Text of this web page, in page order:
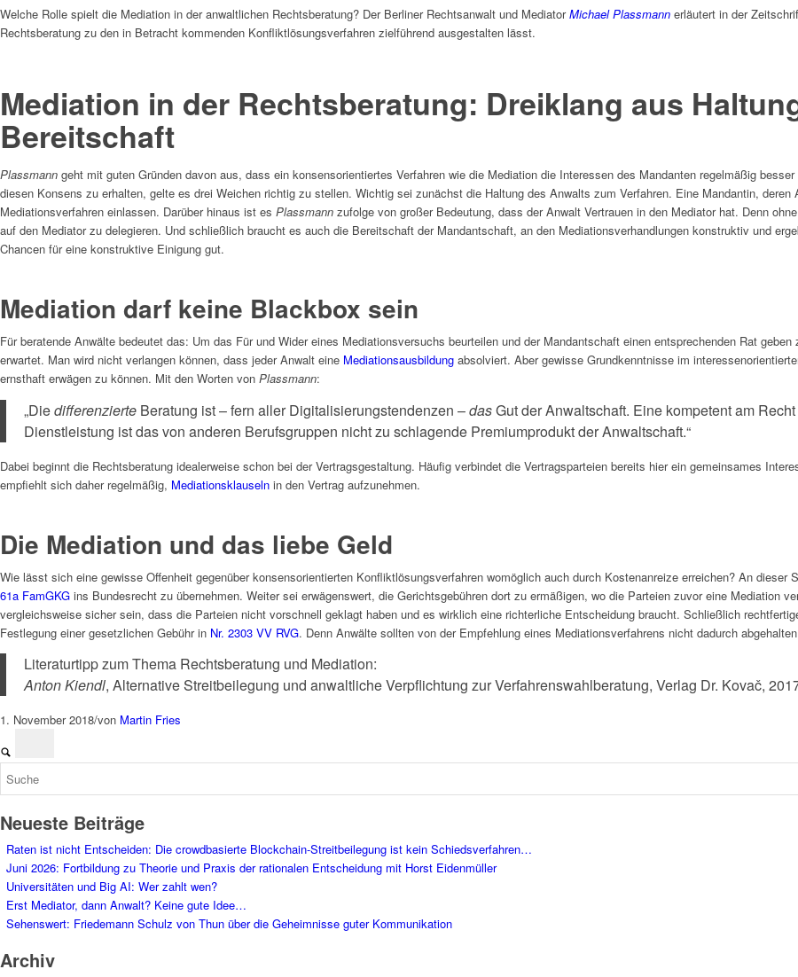
Welche Rolle spielt die Mediation in der anwaltlichen Rechtsberatung? Der Berliner Rechtsanwalt und MediatorMichael Plassmann erläutert in der
Rechtsberatung zu den in Betracht kommenden Konfliktlösungsverfahren zielführend ausgestalten lässt.
Mediation in der Rechtsberatung: Dreiklang aus
Bereitschaft
Plassmann geht mit guten Gründen davon aus, dass ein konsensorientiertes Verfahren wie die Mediation die Interessen des Mandanten regelmäßig
diesen Konsens zu erhalten, gelte es drei Weichen richtig zu stellen. Wichtig sei zunächst die Haltung des Anwalts zum Verfahren. Eine Mandantin,
Mediationsverfahren einlassen. Darüber hinaus ist es Plassmann zufolge von großer Bedeutung, dass der Anwalt Vertrauen in den Mediator hat. Denn
auf den Mediator zu delegieren. Und schließlich braucht es auch die Bereitschaft der Mandantschaft, an den Mediationsverhandlungen konstruktiv und
Chancen für eine konstruktive Einigung gut.
Mediation darf keine Blackbox sein
Für beratende Anwälte bedeutet das: Um das Für und Wider eines Mediationsversuchs beurteilen und der Mandantschaft einen entsprechenden Rat
erwartet. Man wird nicht verlangen können, dass jeder Anwalt eine Mediationsausbildung absolviert. Aber gewisse Grundkenntnisse im
ernsthaft erwägen zu können. Mit den Worten von Plassmann:
„Diedifferenzierte Beratung ist – fern aller Digitalisierungstendenzen –dasGut der Anwaltschaft. Eine kompetent am
Dienstleistung ist das von anderen Berufsgruppen nicht zu schlagende Premiumprodukt der Anwaltschaft.“
Dabei beginnt die Rechtsberatung idealerweise schon bei der Vertragsgestaltung. Häufig verbindet die Vertragsparteien bereits hier ein gemeinsames
empfiehlt sich daher regelmäßig, Mediationsklauseln in den Vertrag aufzunehmen.
Die Mediation und das liebe Geld
Wie lässt sich eine gewisse Offenheit gegenüber konsensorientierten Konfliktlösungsverfahren womöglich auch durch Kostenanreize erreichen? An dieser
61a FamGKG ins Bundesrecht zu übernehmen. Weiter sei erwägenswert, die Gerichtsgebühren dort zu ermäßigen, wo die Parteien zuvor eine Mediation
vergleichsweise sicher sein, dass die Parteien nicht vorschnell geklagt haben und es wirklich eine richterliche Entscheidung braucht. Schließlich
Festlegung einer gesetzlichen Gebühr in Nr. 2303 VV RVG. Denn Anwälte sollten von der Empfehlung eines Mediationsverfahrens nicht dadurch
Literaturtipp zum Thema Rechtsberatung und Mediation:
Anton Kiendl, Alternative Streitbeilegung und anwaltliche Verpflichtung zur Verfahrenswahlberatung, Verlag Dr. Kovač,
1. November 2018/von Martin Fries
Neueste Beiträge
Raten ist nicht Entscheiden: Die crowdbasierte Blockchain-Streitbeilegung ist kein Schiedsverfahren…
Juni 2026: Fortbildung zu Theorie und Praxis der rationalen Entscheidung mit Horst Eidenmüller
Universitäten und Big AI: Wer zahlt wen?
Erst Mediator, dann Anwalt? Keine gute Idee…
Sehenswert: Friedemann Schulz von Thun über die Geheimnisse guter Kommunikation
Archiv